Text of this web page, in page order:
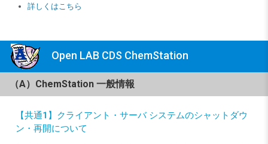
詳しくはこちら
Open LAB CDS ChemStation
（A）ChemStation 一般情報
【共通1】クライアント・サーバ システムのシャットダウ
ン・再開について